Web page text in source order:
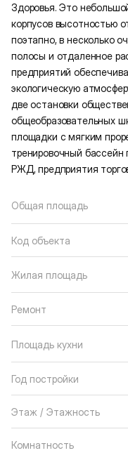
Здоровья. Это
корпусов высотностью
поэтапно, в несколько
полосы и отдаленное
предприятий
экологическую
две остановки
общеобразовательных
площадки с мягким
тренировочный
РЖД, предприятия
Общая площадь
Код объекта
Жилая площадь
Ремонт
Площадь кухни
Год постройки
Этаж / Этажность
Комнатность